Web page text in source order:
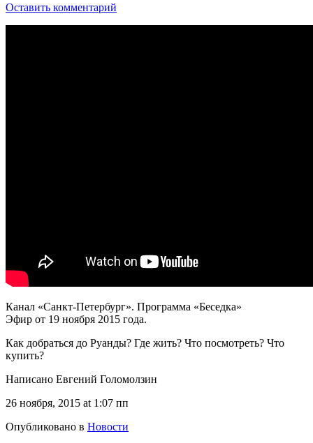
Оставить комментарий
Канал «Санкт-Петербург». Программа «Беседка»
Эфир от 19 ноября 2015 года.
Как добраться до Руанды? Где жить? Что посмотреть? Что
купить?
Написано Евгений Голомолзин
26 ноября, 2015 at 1:07 пп
Опубликовано в Новости